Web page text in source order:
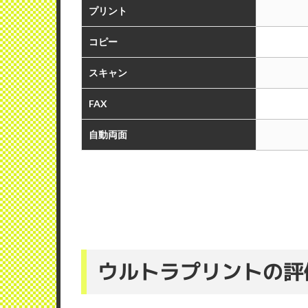
プリント
コピー
スキャン
FAX
自動両面
ウルトラプリントの評